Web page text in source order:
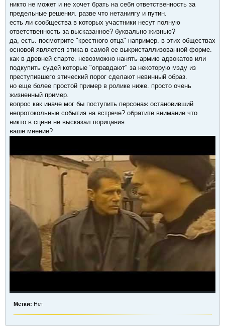
никто не может и не хочет брать на себя ответственность за
предельные решения. разве что нетаниягу и путин.
есть ли сообщества в которых участники несут полную
ответственность за высказанное? буквально жизнью?
да, есть. посмотрите "крестного отца" например. в этих обществах
основой является этика в самой ее выкристаллизованной форме.
как в древней спарте. невозможно нанять армию адвокатов или
подкупить судей которые "оправдают" за некоторую мзду из
преступившего этический порог сделают невинный образ.
но еще более простой пример в ролике ниже. просто очень
жизненный пример.
вопрос как иначе мог бы поступить персонаж остановивший
непротокольные события на встрече? обратите внимание что
никто в сцене не высказал порицания.
ваше мнение?
Метки: Нет